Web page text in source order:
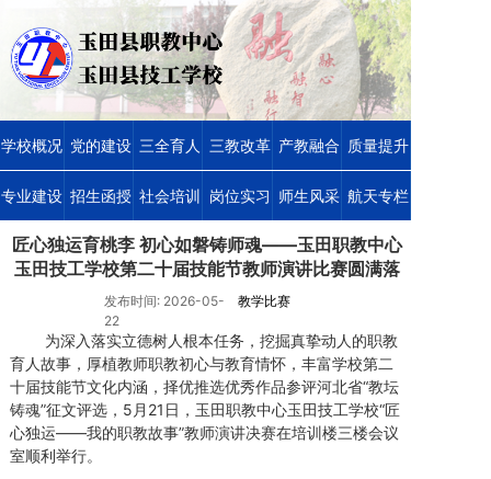
学校概况 党的建设 三全育人 三教改革 产教融合 质量提升
专业建设 招生函授 社会培训 岗位实习 师生风采 航天专栏
匠心独运育桃李 初心如磐铸师魂——玉田职教中心
玉田技工学校第二十届技能节教师演讲比赛圆满落
幕
教学比赛
发布时间: 2026-05-
22
为深入落实立德树人根本任务，挖掘真挚动人的职教
育人故事，厚植教师职教初心与教育情怀，丰富学校第二
十届技能节文化内涵，择优推选优秀作品参评河北省“教坛
铸魂”征文评选，5月21日，玉田职教中心玉田技工学校“匠
心独运——我的职教故事”教师演讲决赛在培训楼三楼会议
室顺利举行。